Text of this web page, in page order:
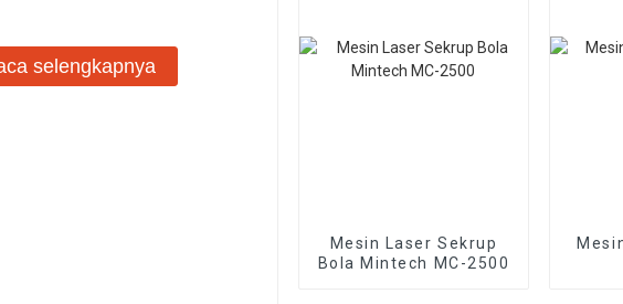
selengkapnya
Mesin Laser Sekrup
Bola Mintech MC-2500